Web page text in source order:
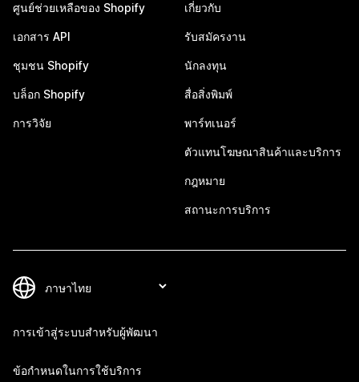
ศูนย์ช่วยเหลือของ Shopify
เอกสาร API
ชุมชน Shopify
บล็อก Shopify
การวิจัย
เกี่ยวกับ
รับสมัครงาน
นักลงทุน
สื่อสิ่งพิมพ์
พาร์ทเนอร์
ตัวแทนโฆษณาสินค้าและบริการ
กฎหมาย
สถานะการบริการ
การเข้าสู่ระบบสำหรับผู้พัฒนา
ข้อกำหนดในการใช้บริการ